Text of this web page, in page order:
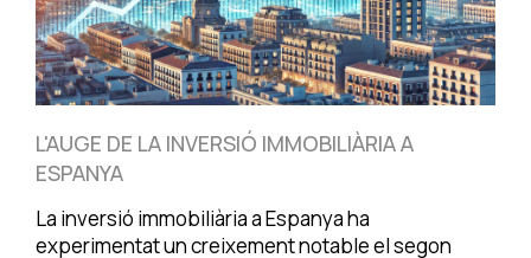
L'AUGE DE LA INVERSIÓ IMMOBILIÀRIA A
ESPANYA
La inversió immobiliària a Espanya ha
experimentat un creixement notable el segon